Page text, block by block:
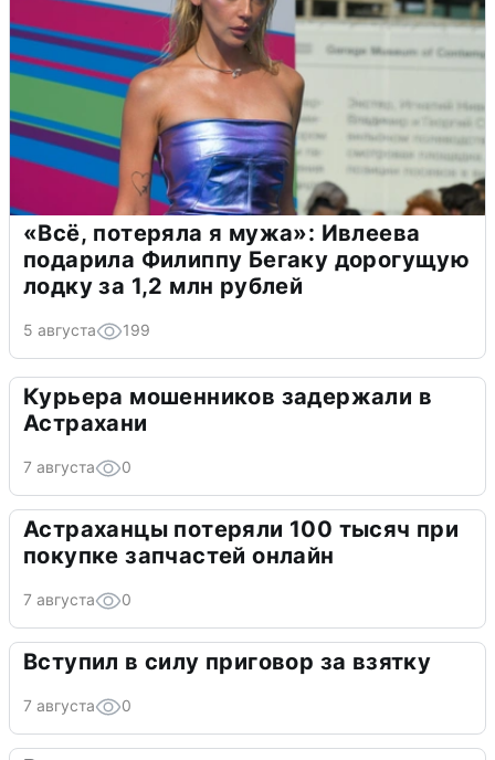
«Всё, потеряла я мужа»: Ивлеева
подарила Филиппу Бегаку дорогущую
лодку за 1,2 млн рублей
5 августа 199
Курьера мошенников задержали в
Астрахани
7 августа 0
Астраханцы потеряли 100 тысяч при
покупке запчастей онлайн
7 августа 0
Вступил в силу приговор за взятку
7 августа 0